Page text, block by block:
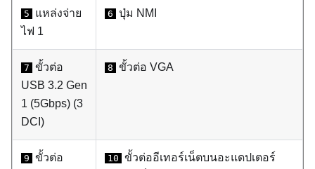
5
แหล่งจ่าย
ไฟ 1
6 ปุ่ม NMI
7 ขั้วต่อ
USB 3.2 Gen
1 (5Gbps) (3
DCI)
8 ขั้วต่อ VGA
9 ขั้วต่อ
10 ขั้วต่ออีเทอร์เน็ตบนอะแดปเตอร์